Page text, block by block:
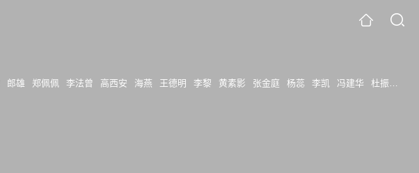
郎雄 郑佩佩 李法曾 高西安 海燕 王德明 李黎 黄素影 张金庭 杨蕊 李凯 冯建华 杜振西